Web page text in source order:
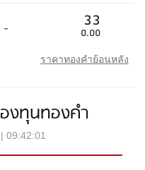
- 33
0.00
ราคาทองคำย้อนหลัง
งทุนทองคำ
09:42:01